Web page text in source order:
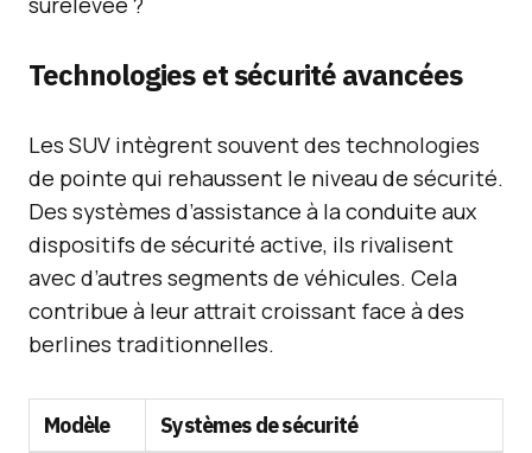
Technologies et sécurité avancées
Les SUV intègrent souvent des technologies
de pointe qui rehaussent le niveau de sécurité.
Des systèmes d’assistance à la conduite aux
dispositifs de sécurité active, ils rivalisent
avec d’autres segments de véhicules. Cela
contribue à leur attrait croissant face à des
berlines traditionnelles.
Modèle Systèmes de sécurité